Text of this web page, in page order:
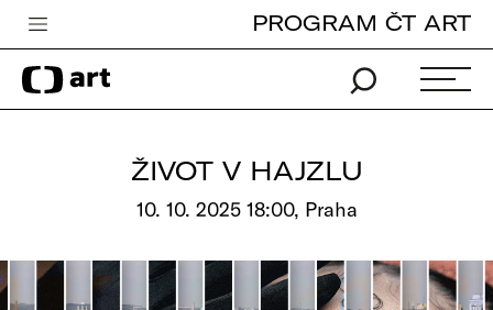
Česká televize
Zpravodajství
Pro děti
PROGRAM ČT ART
ŽIVOT V HAJZLU
10. 10. 2025 18:00, Praha